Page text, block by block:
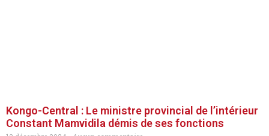
Kongo-Central : Le ministre provincial de l’intérieur
Constant Mamvidila démis de ses fonctions